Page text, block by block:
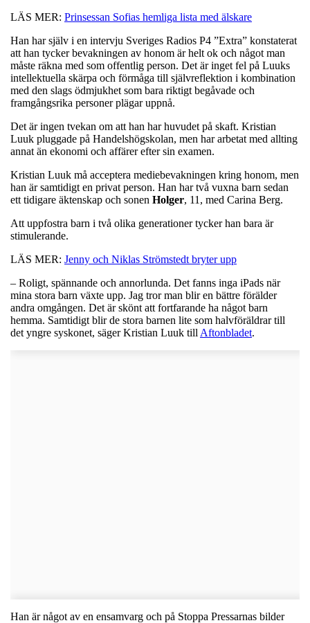
LÄS MER: Prinsessan Sofias hemliga lista med älskare
Han har själv i en intervju Sveriges Radios P4 ”Extra” konstaterat
att han tycker bevakningen av honom är helt ok och något man
måste räkna med som offentlig person. Det är inget fel på Luuks
intellektuella skärpa och förmåga till självreflektion i kombination
med den slags ödmjukhet som bara riktigt begåvade och
framgångsrika personer plägar uppnå.
Det är ingen tvekan om att han har huvudet på skaft. Kristian
Luuk pluggade på Handelshögskolan, men har arbetat med allting
annat än ekonomi och affärer efter sin examen.
Kristian Luuk må acceptera mediebevakningen kring honom, men
han är samtidigt en privat person. Han har två vuxna barn sedan
ett tidigare äktenskap och sonen Holger, 11, med Carina Berg.
Att uppfostra barn i två olika generationer tycker han bara är
stimulerande.
LÄS MER: Jenny och Niklas Strömstedt bryter upp
– Roligt, spännande och annorlunda. Det fanns inga iPads när
mina stora barn växte upp. Jag tror man blir en bättre förälder
andra omgången. Det är skönt att fortfarande ha något barn
hemma. Samtidigt blir de stora barnen lite som halvföräldrar till
det yngre syskonet, säger Kristian Luuk till Aftonbladet.
Han är något av en ensamvarg och på Stoppa Pressarnas bilder